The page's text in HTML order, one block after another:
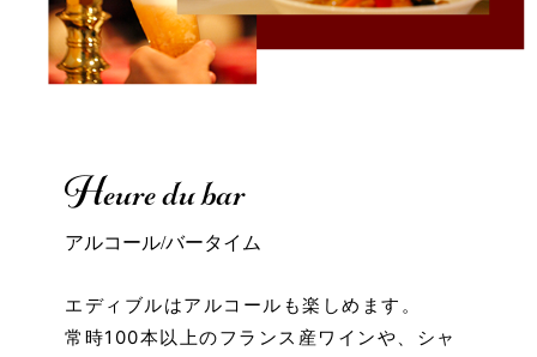
Heure du bar
アルコール/バータイム
エディブルはアルコールも楽しめます。
常時100本以上のフランス産ワインや、 シャ